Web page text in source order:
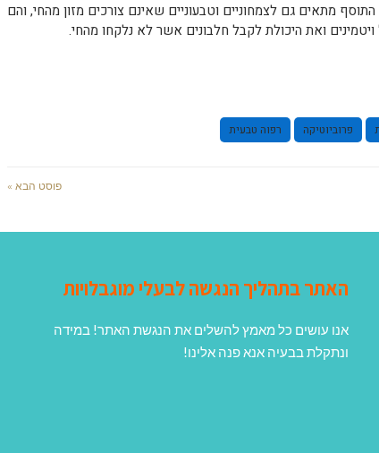
מתאים גם לצמחוניים וטבעוניים שאינם צורכים מזון מהחי, והם
ואת היכולת לקבל חלבונים אשר לא נלקחו מהחי.
פרוביוטיקה רפוה טבעית
פוסט הבא »
האתר בתהליך הנגשה לבעלי מוגבלויות
אנו עושים כל מאמץ להשלים את הנגשת האתר! במידה
ונתקלת בבעיה אנא פנה אלינו!